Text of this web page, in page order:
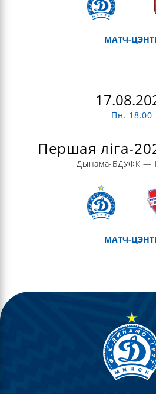
МАТЧ-
Пн. 18.00
Першая ліга-
Дынама-БДУФК —
МАТЧ-